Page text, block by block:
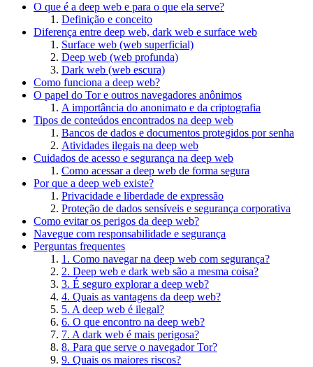
O que é a deep web e para o que ela serve?
Definição e conceito
Diferença entre deep web, dark web e surface web
Surface web (web superficial)
Deep web (web profunda)
Dark web (web escura)
Como funciona a deep web?
O papel do Tor e outros navegadores anônimos
A importância do anonimato e da criptografia
Tipos de conteúdos encontrados na deep web
Bancos de dados e documentos protegidos por senha
Atividades ilegais na deep web
Cuidados de acesso e segurança na deep web
Como acessar a deep web de forma segura
Por que a deep web existe?
Privacidade e liberdade de expressão
Proteção de dados sensíveis e segurança corporativa
Como evitar os perigos da deep web?
Navegue com responsabilidade e segurança
Perguntas frequentes
1. Como navegar na deep web com segurança?
2. Deep web e dark web são a mesma coisa?
3. É seguro explorar a deep web?
4. Quais as vantagens da deep web?
5. A deep web é ilegal?
6. O que encontro na deep web?
7. A dark web é mais perigosa?
8. Para que serve o navegador Tor?
9. Quais os maiores riscos?